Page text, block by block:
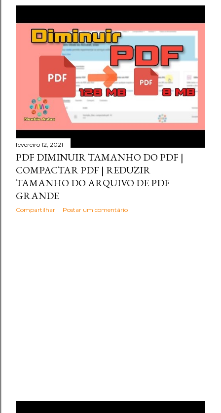
fevereiro 12, 2021
PDF DIMINUIR TAMANHO DO PDF |
COMPACTAR PDF | REDUZIR
TAMANHO DO ARQUIVO DE PDF
GRANDE
Compartilhar Postar um comentário